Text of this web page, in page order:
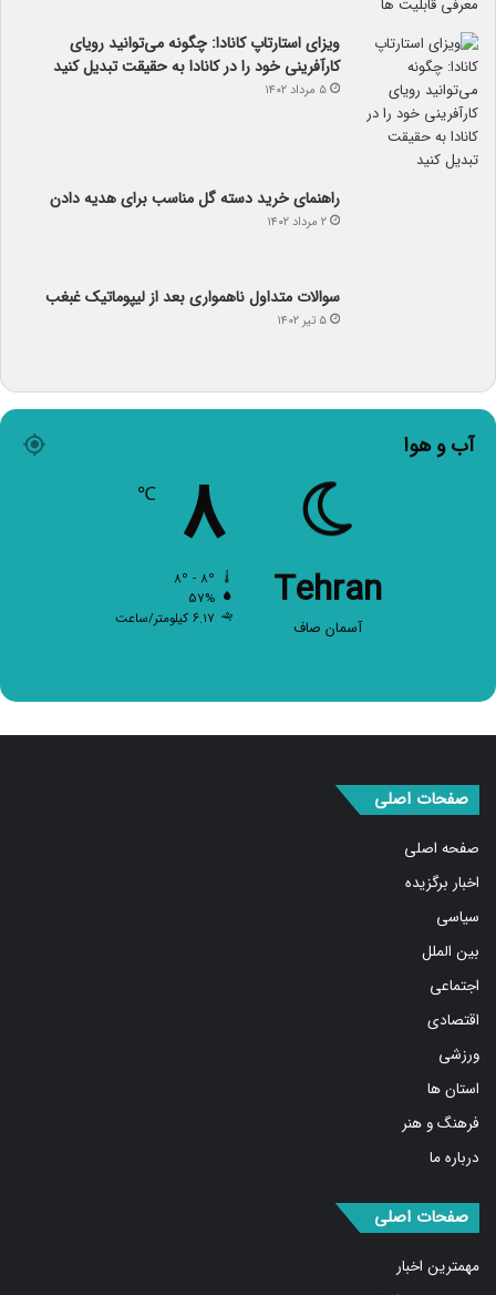
ویزای استارتاپ کانادا: چگونه می‌توانید رویای
کارآفرینی خود را در کانادا به حقیقت تبدیل کنید
۵ مرداد ۱۴۰۲
راهنمای خرید دسته گل مناسب برای هدیه دادن
۲ مرداد ۱۴۰۲
سوالات متداول ناهمواری بعد از لیپوماتیک غبغب
۵ تیر ۱۴۰۲
آب و هوا
Tehran
آسمان صاف
۸
۵۷%
۶.۱۷ کیلومتر/ساعت
صفحه اصلی
اخبار برگزیده
سیاسی
بین الملل
اجتماعی
اقتصادی
ورزشی
استان ها
فرهنگ و هنر
درباره ما
مهمترین اخبار
پربیننده‌ترین اخبار